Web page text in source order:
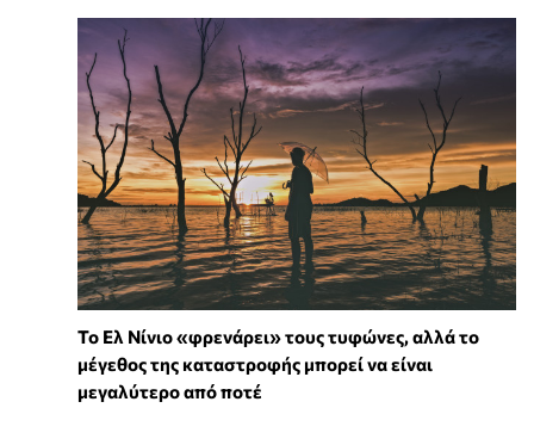
Το Ελ Νίνιο «φρενάρει» τους τυφώνες, αλλά το
μέγεθος της καταστροφής μπορεί να είναι
μεγαλύτερο από ποτέ